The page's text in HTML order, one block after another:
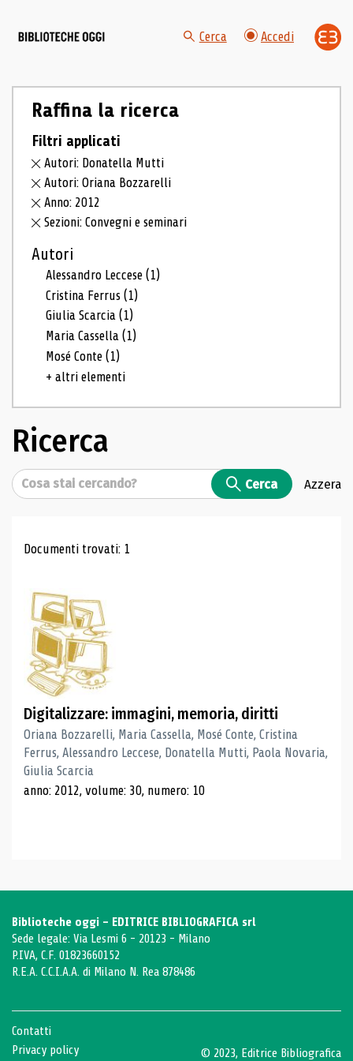
Cerca Accedi
Raffina la ricerca
Filtri applicati
Autori: Donatella Mutti
Autori: Oriana Bozzarelli
Anno: 2012
Sezioni: Convegni e seminari
Autori
Alessandro Leccese(1)
Cristina Ferrus(1)
Giulia Scarcia(1)
Maria Cassella(1)
Mosé Conte(1)
+ altri elementi
Ricerca
Cerca Cerca Azzera
Risultati di ricerca
Documenti trovati: 1
Digitalizzare: immagini, memoria, diritti
Oriana Bozzarelli, Maria Cassella, Mosé Conte, Cristina
Ferrus, Alessandro Leccese, Donatella Mutti, Paola Novaria,
Giulia Scarcia
anno: 2012, volume: 30, numero: 10
Biblioteche oggi - EDITRICE BIBLIOGRAFICA srl
Sede legale: Via Lesmi 6 - 20123 - Milano
P.IVA, C.F. 01823660152
R.E.A. C.C.I.A.A. di Milano N. Rea 878486
Contatti
Privacy policy
© 2023, Editrice Bibliografica